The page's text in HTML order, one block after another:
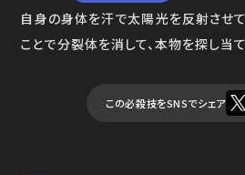
自身の身体を汗で太陽光を反射させ
ことで分裂体を消して、本物を探し当て
この必殺技をSNSでシェア